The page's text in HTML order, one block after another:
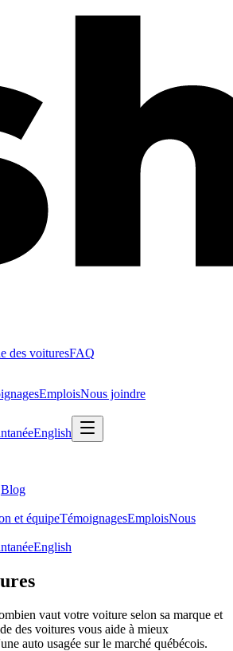
des voituresFAQ
EmploisNous joindre
English
Blog
et équipeTémoignagesEmploisNous
English
vaut votre voiture selon sa marque et
des voitures vous aide à mieux
auto usagée sur le marché québécois.